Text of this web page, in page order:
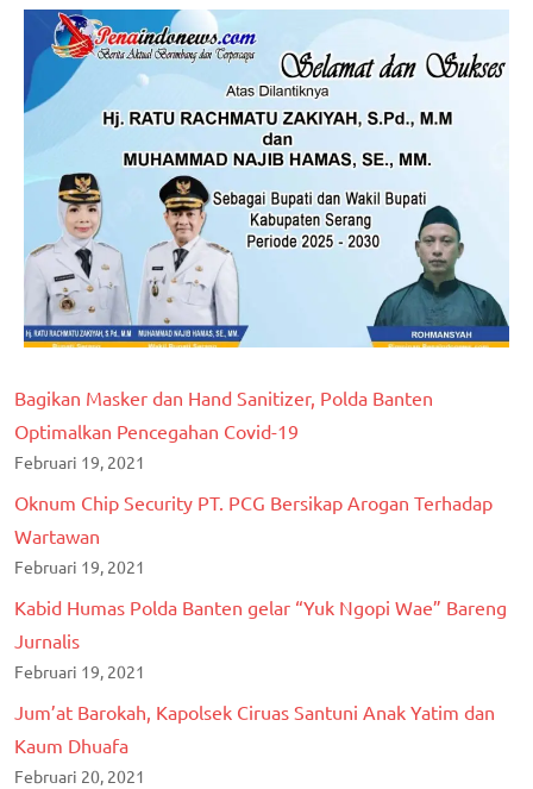
Bagikan Masker dan Hand Sanitizer, Polda Banten
Optimalkan Pencegahan Covid-19
Februari 19, 2021
Oknum Chip Security PT. PCG Bersikap Arogan Terhadap
Wartawan
Februari 19, 2021
Kabid Humas Polda Banten gelar “Yuk Ngopi Wae” Bareng
Jurnalis
Februari 19, 2021
Jum’at Barokah, Kapolsek Ciruas Santuni Anak Yatim dan
Kaum Dhuafa
Februari 20, 2021